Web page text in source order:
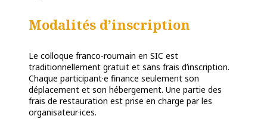
Modalités d’inscription
Le colloque franco-roumain en SIC est
traditionnellement gratuit et sans frais d’inscription.
Chaque participant·e finance seulement son
déplacement et son hébergement. Une partie des
frais de restauration est prise en charge par les
organisateur·ices.